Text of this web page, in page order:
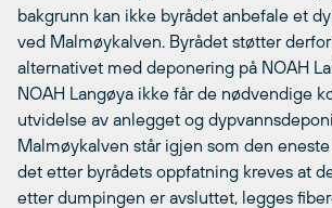
bakgrunn kan ikke byrådet anbefale et
ved Malmøykalven. Byrådet støtter
alternativet med deponering på NOAH
NOAH Langøya ikke får de nødvendige
utvidelse av anlegget og
Malmøykalven står igjen som den
det etter byrådets oppfatning kreves at
etter dumpingen er avsluttet, legges